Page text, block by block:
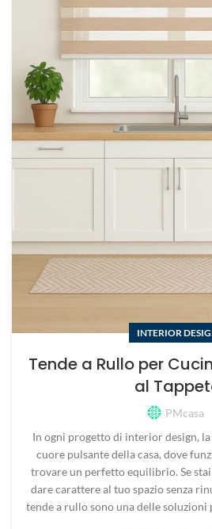
INTERIOR
Tende a Rullo per
al
PMcasa
In ogni progetto di interior design,
cuore pulsante della casa, dove
trovare un perfetto equilibrio. Se
dare carattere al tuo spazio senza
tende a rullo sono una delle soluzioni